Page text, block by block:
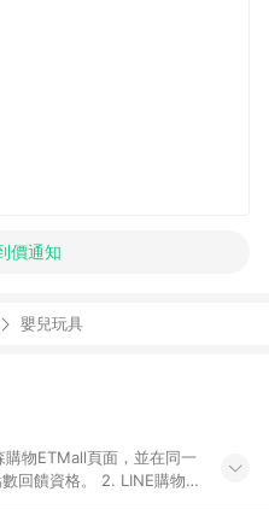
價通知
嬰兒玩具
物ETMall頁面，並在同一
回饋資格。 2. LINE購物